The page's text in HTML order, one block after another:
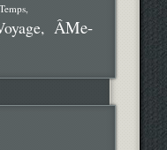
Temps
ÂMe-